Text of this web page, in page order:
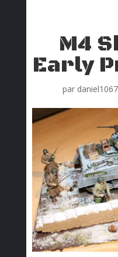
M4
Early
par daniel1067